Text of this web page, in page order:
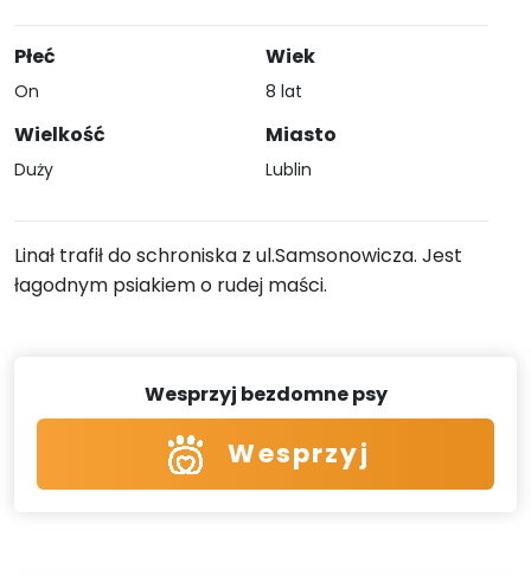
Płeć
On
Wielkość
Duży
Wiek
8 lat
Miasto
Lublin
Linał trafił do schroniska z ul.Samsonowicza. Jest
łagodnym psiakiem o rudej maści.
Wesprzyj bezdomne psy
Wesprzyj